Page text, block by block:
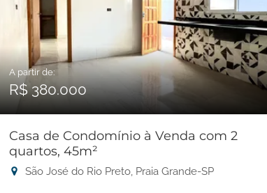
A partir de:
R$ 380.000
Casa de Condomínio à Venda com 2
quartos, 45m²
São José do Rio Preto, Praia Grande-SP